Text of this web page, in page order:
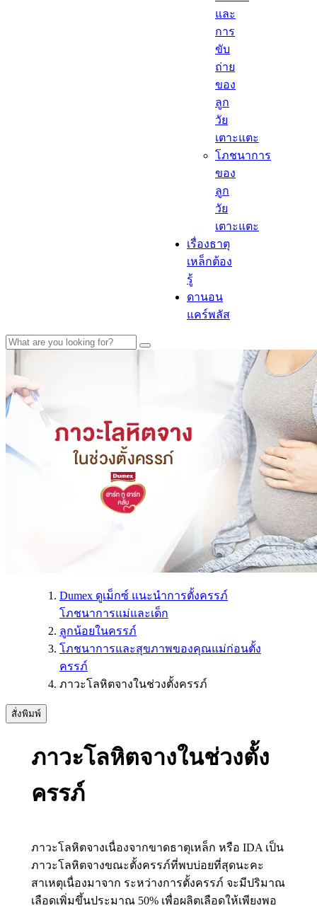
และ
การ
ขับ
ถ่าย
ของ
ลูก
วัย
เตาะแตะ
โภชนาการ
ของ
ลูก
วัย
เตาะแตะ
เรื่องธาตุ
เหล็กต้อง
รู้​
ดานอน
แคร์พลัส
Dumex ดูเม็กซ์ แนะนำการตั้งครรภ์
โภชนาการแม่และเด็ก
ลูกน้อยในครรภ์
โภชนาการและสุขภาพของคุณแม่ก่อนตั้ง
ครรภ์
ภาวะโลหิตจางในช่วงตั้งครรภ์
สั่งพิมพ์
ภาวะโลหิตจางในช่วงตั้ง
ครรภ์
ภาวะโลหิตจางเนื่องจากขาดธาตุเหล็ก หรือ IDA เป็น
ภาวะโลหิตจางขณะตั้งครรภ์ที่พบบ่อยที่สุดนะคะ
สาเหตุเนื่องมาจาก ระหว่างการตั้งครรภ์ จะมีปริมาณ
เลือดเพิ่มขึ้นประมาณ 50% เพื่อผลิตเลือดให้เพียงพอ